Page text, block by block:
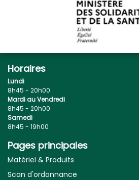
Horaires
Lundi
8h45 - 20h00
Mardi au Vendredi
8h45 - 20h00
Samedi
8h45 - 19h00
Pages principales
Matériel & Produits
Scan d'ordonnance